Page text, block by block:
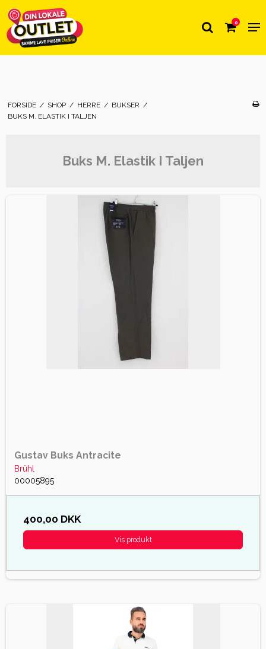
0
FORSIDE / SHOP / HERRE / BUKSER /
BUKS M. ELASTIK I TALJEN
Buks M. Elastik I Taljen
Gustav Buks Antracite
Brûhl
00005895
400,00 DKK
Vis produkt